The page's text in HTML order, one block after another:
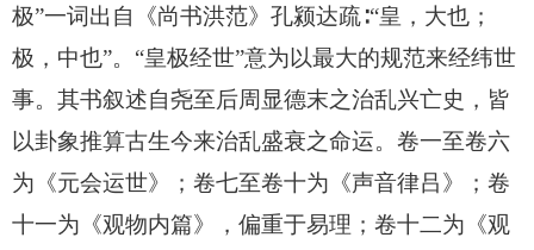
极”一词出自《尚书洪范》孔颍达疏∶“皇，大也；
极，中也”。“皇极经世”意为以最大的规范来经纬世
事。其书叙述自尧至后周显德末之治乱兴亡史，皆
以卦象推算古生今来治乱盛衰之命运。卷一至卷六
为《元会运世》；卷七至卷十为《声音律吕》；卷
十一为《观物内篇》，偏重于易理；卷十二为《观